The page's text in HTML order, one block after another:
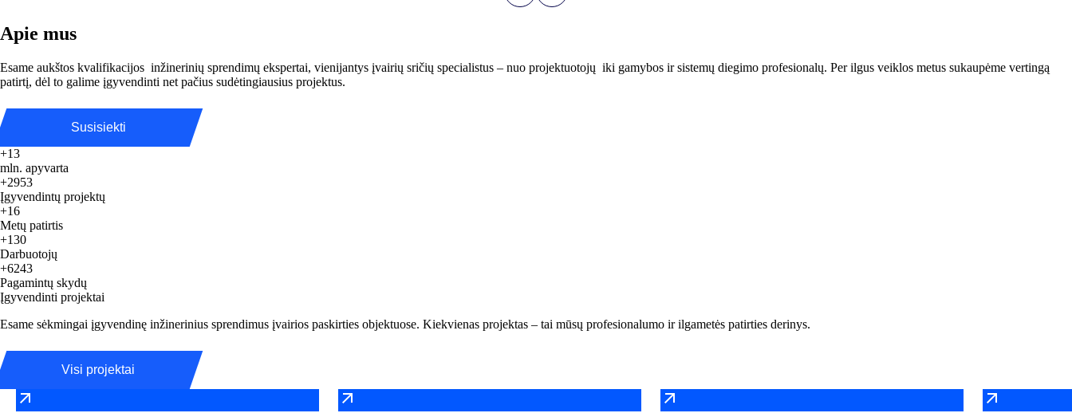
Apie mus
Esame aukštos kvalifikacijos inžinerinių sprendimų ekspertai, vienijantys įvairių sričių specialistus – nuo projektuotojų iki gamybos ir sistemų diegimo profesionalų. Per ilgus veiklos metus sukaupėme vertingą
patirtį, dėl to galime įgyvendinti net pačius sudėtingiausius projektus.
Susisiekti
+13
mln. apyvarta
+2953
Įgyvendintų projektų
+16
Metų patirtis
+130
Darbuotojų
+6243
Pagamintų skydų
Įgyvendinti projektai
Esame sėkmingai įgyvendinę inžinerinius sprendimus įvairios paskirties objektuose. Kiekvienas projektas – tai mūsų profesionalumo ir ilgametės patirties derinys.
Visi projektai